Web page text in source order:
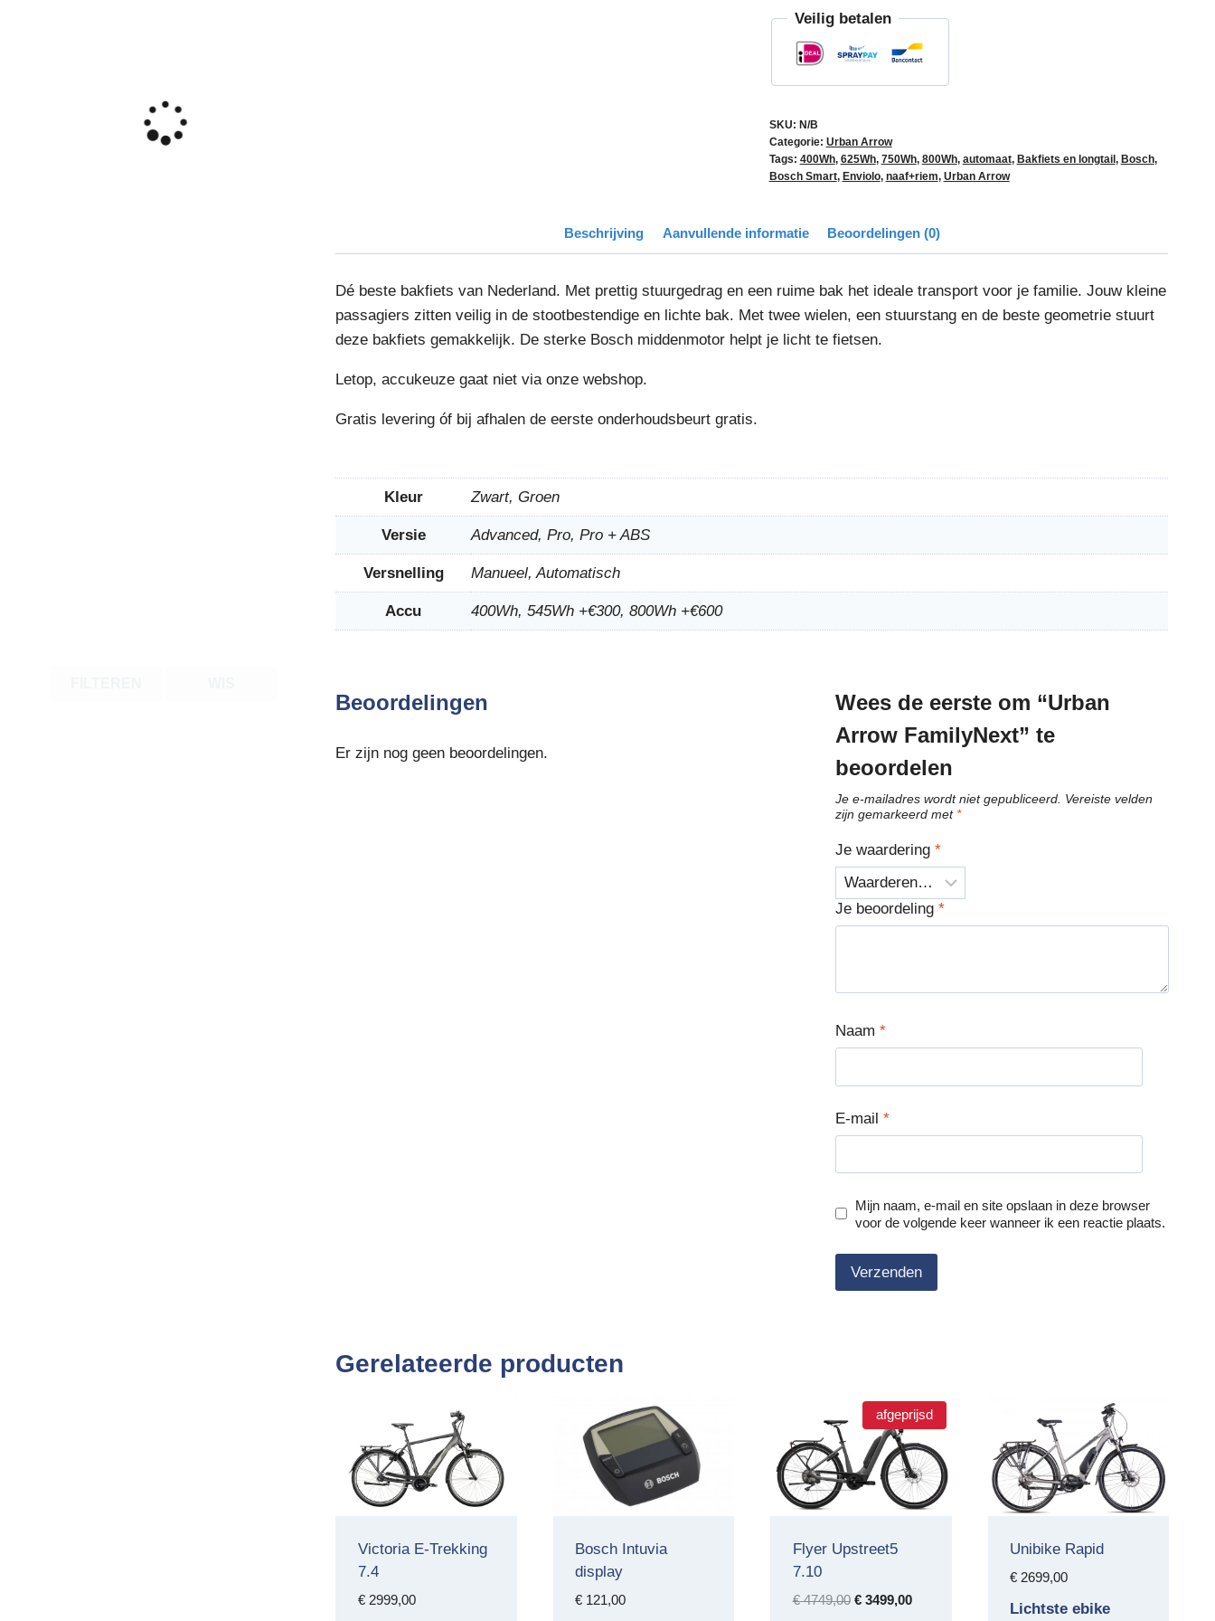
Veilig betalen
SKU: N/B
Categorie: Urban Arrow
Tags: 400Wh, 625Wh, 750Wh, 800Wh, automaat, Bakfiets en longtail, Bosch,
Bosch Smart, Enviolo, naaf+riem, Urban Arrow
Beschrijving Aanvullende informatie Beoordelingen (0)
Dé beste bakfiets van Nederland. Met prettig stuurgedrag en een ruime bak het ideale transport voor je familie. Jouw kleine
passagiers zitten veilig in de stootbestendige en lichte bak. Met twee wielen, een stuurstang en de beste geometrie stuurt
deze bakfiets gemakkelijk. De sterke Bosch middenmotor helpt je licht te fietsen.
Letop, accukeuze gaat niet via onze webshop.
Gratis levering óf bij afhalen de eerste onderhoudsbeurt gratis.
Kleur Zwart, Groen
Versie Advanced, Pro, Pro + ABS
Versnelling Manueel, Automatisch
Accu 400Wh, 545Wh +€300, 800Wh +€600
Beoordelingen
Er zijn nog geen beoordelingen.
Wees de eerste om “Urban
Arrow FamilyNext” te
beoordelen
Je e-mailadres wordt niet gepubliceerd. Vereiste velden
zijn gemarkeerd met *
Je waardering*
Je beoordeling*
Naam*
E-mail*
Mijn naam, e-mail en site opslaan in deze browser
voor de volgende keer wanneer ik een reactie plaats.
Gerelateerde producten
Victoria E-Trekking
7.4
€2999,00
Bosch Intuvia
display
€ 121,00
afgeprijsd
Flyer Upstreet5
7.10
€4749,00 Oorspronkelijke
€3499,00Huidige
Unibike Rapid
€ 2699,00
Lichtste ebike